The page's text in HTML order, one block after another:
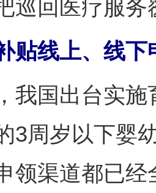
巡回医疗服
线上、线下
国出台实施
3周岁以下婴
领渠道都已